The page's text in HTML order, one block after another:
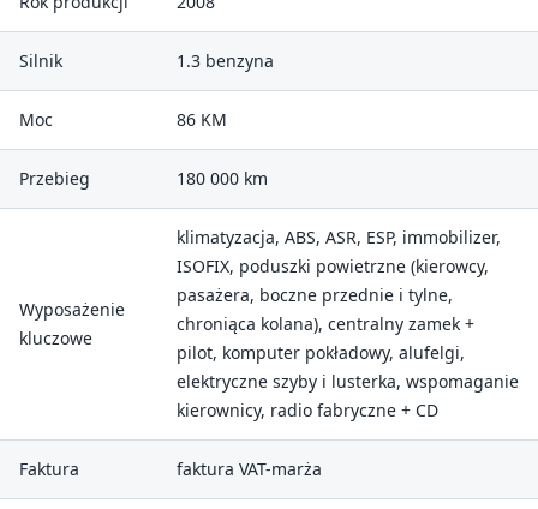
Silnik 1.3 benzyna
Moc 86 KM
Przebieg 180 000 km
Wyposażenie
kluczowe
klimatyzacja, ABS, ASR, ESP, immobilizer,
ISOFIX, poduszki powietrzne (kierowcy,
pasażera, boczne przednie i tylne,
chroniąca kolana), centralny zamek +
pilot, komputer pokładowy, alufelgi,
elektryczne szyby i lusterka, wspomaganie
kierownicy, radio fabryczne + CD
Faktura faktura VAT-marża